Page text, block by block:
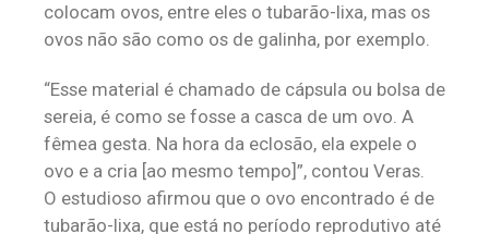
colocam ovos, entre eles o tubarão-lixa, mas os
ovos não são como os de galinha, por exemplo.
“Esse material é chamado de cápsula ou bolsa de
sereia, é como se fosse a casca de um ovo. A
fêmea gesta. Na hora da eclosão, ela expele o
ovo e a cria [ao mesmo tempo]”, contou Veras.
O estudioso afirmou que o ovo encontrado é de
tubarão-lixa, que está no período reprodutivo até